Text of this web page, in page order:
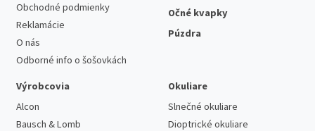
Obchodné podmienky
Reklamácie
O nás
Odborné info o šošovkách
Očné kvapky
Púzdra
Výrobcovia
Alcon
Bausch & Lomb
Okuliare
Slnečné okuliare
Dioptrické okuliare